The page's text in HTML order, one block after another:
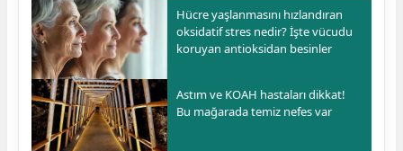
Hücre yaşlanmasını hızlandıran
oksidatif stres nedir? İşte vücudu
koruyan antioksidan besinler
Astım ve KOAH hastaları dikkat!
Bu mağarada temiz nefes var